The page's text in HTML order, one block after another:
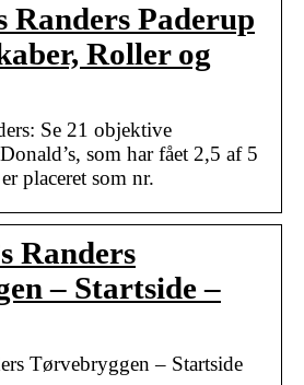
Randers Paderup
Roller og
Se 21 objektive
som har fået 2,5 af 5
placeret som nr.
Randers
– Startside –
Tørvebryggen – Startside